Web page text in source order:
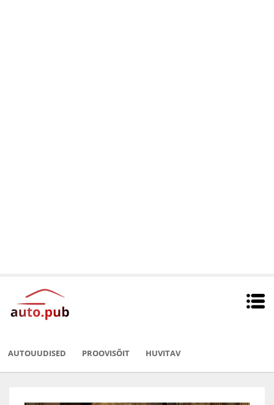
AUTOUUDISED PROOVISÕIT HUVITAV